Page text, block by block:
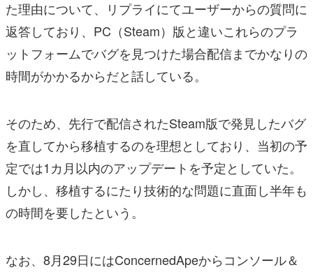
た理由について、リプライにてユーザーからの質問に
返答しており、PC（Steam）版と違いこれらのプラ
ットフォームでバグを見つけた場合配信までかなりの
時間がかかるからだと話している。
そのため、先行で配信されたSteam版で発見したバグ
を直してから移植するのを理想としており、当初の予
定では1カ月以内のアップデートを予定としていた。
しかし、移植するにたり技術的な問題に直面し半年も
の時間を要したという。
なお、8月29日にはConcernedApeからコンソール＆